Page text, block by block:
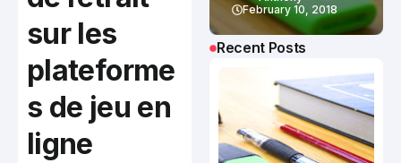
sur les
plateforme
s de jeu en
ligne
Canada
February 10, 2018
Recent Posts